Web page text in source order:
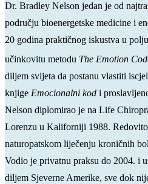
Dr. Bradley Nelson jedan je od
području bioenergetske medicine i
20 godina praktičnog iskustva u
učinkovitu metodu The Emotion
diljem svijeta da postanu vlastiti
knjige Emocionalni kod i
Nelson diplomirao je na Life
Lorenzu u Kaliforniji 1988.
naturopatskom liječenju kroničnih
Vodio je privatnu praksu do 2004. i
diljem Sjeverne Amerike, sve dok